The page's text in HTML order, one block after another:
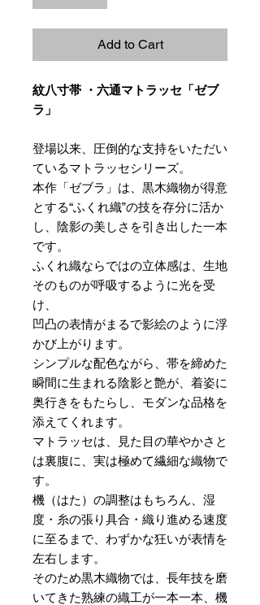
Add to Cart
紋八寸帯 ・六通マトラッセ「ゼブ
ラ」
登場以来、圧倒的な支持をいただい
ているマトラッセシリーズ。
本作「ゼブラ」は、黒木織物が得意
とする“ふくれ織”の技を存分に活か
し、陰影の美しさを引き出した一本
です。
ふくれ織ならではの立体感は、生地
そのものが呼吸するように光を受
け、
凹凸の表情がまるで影絵のように浮
かび上がります。
シンプルな配色ながら、帯を締めた
瞬間に生まれる陰影と艶が、着姿に
奥行きをもたらし、モダンな品格を
添えてくれます。
マトラッセは、見た目の華やかさと
は裏腹に、実は極めて繊細な織物で
す。
機（はた）の調整はもちろん、湿
度・糸の張り具合・織り進める速度
に至るまで、わずかな狂いが表情を
左右します。
そのため黒木織物では、長年技を磨
いてきた熟練の織工が一本一本、機